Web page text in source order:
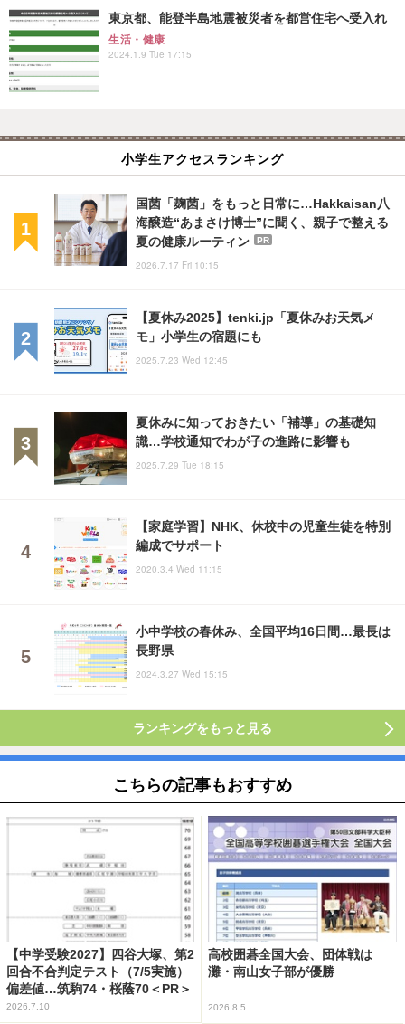
東京都、能登半島地震被災者を都営住宅へ受入れ
生活・健康
2024.1.9 Tue 17:15
小学生アクセスランキング
国菌「麹菌」をもっと日常に…Hakkaisan八
海醸造“あまさけ博士”に聞く、親子で整える
夏の健康ルーティン
PR
2026.7.17 Fri 10:15
【夏休み2025】tenki.jp「夏休みお天気メ
モ」小学生の宿題にも
2025.7.23 Wed 12:45
夏休みに知っておきたい「補導」の基礎知
識…学校通知でわが子の進路に影響も
2025.7.29 Tue 18:15
【家庭学習】NHK、休校中の児童生徒を特別
編成でサポート
2020.3.4 Wed 11:15
小中学校の春休み、全国平均16日間…最長は
長野県
2024.3.27 Wed 15:15
ランキングをもっと見る
こちらの記事もおすすめ
【中学受験2027】四谷大塚、第2
回合不合判定テスト（7/5実施）
偏差値…筑駒74・桜蔭70＜PR＞
2026.7.10
高校囲碁全国大会、団体戦は
灘・南山女子部が優勝
2026.8.5